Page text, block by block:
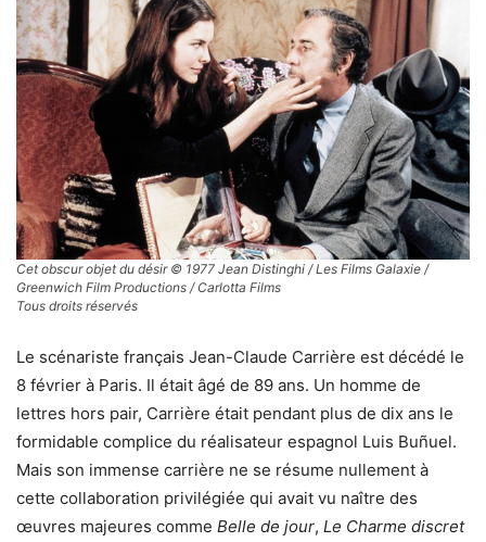
Cet obscur objet du désir © 1977 Jean Distinghi / Les Films Galaxie /
Greenwich Film Productions / Carlotta Films
Tous droits réservés
Le scénariste français Jean-Claude Carrière est décédé le
8 février à Paris. Il était âgé de 89 ans. Un homme de
lettres hors pair, Carrière était pendant plus de dix ans le
formidable complice du réalisateur espagnol Luis Buñuel.
Mais son immense carrière ne se résume nullement à
cette collaboration privilégiée qui avait vu naître des
œuvres majeures comme Belle de jour, Le Charme discret